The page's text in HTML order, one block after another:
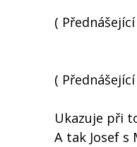
(
(
Ukazuje při
A tak Josef s